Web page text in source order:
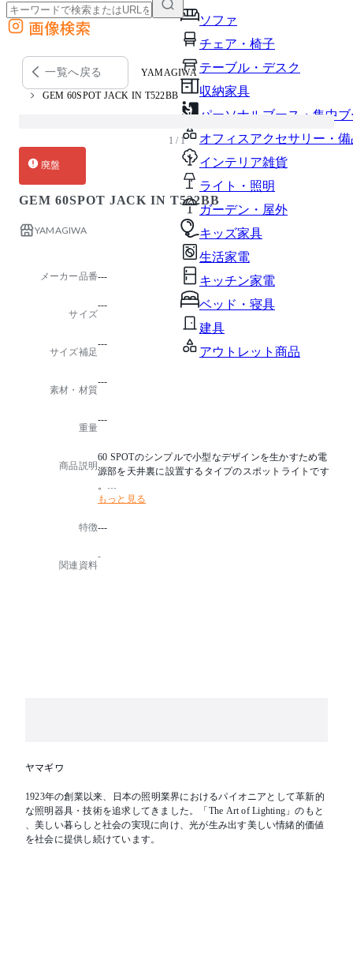
ソファ
チェア・椅子
テーブル・デスク
収納家具
パーソナルブース・集中
オフィスアクセサリー・備
インテリア雑貨
ライト・照明
ガーデン・屋外
キッズ家具
生活家電
キッチン家電
ベッド・寝具
建具
アウトレット商品
外部サイトの商品をカートに追加
他のサイトで見つけた商品ページのURLを貼り付けて、カートに追加できます
画像検索
一覧へ戻る YAMAGIWA
GEM 60SPOT JACK IN T522BB
1 / 1
廃盤
GEM 60SPOT JACK IN T522BB
YAMAGIWA
メーカー品番---
サイズ
---
サイズ補足
---
素材・材質
---
重量
---
商品説明
60 SPOTのシンプルで小型なデザインを生かすため電
源部を天井裏に設置するタイプのスポットライトです
。
灯具は60 SPOTを使用するため配光および色温度は60
色温度：LED3000K
※LEDの光色・明るさには若干の個体差があります
【備考】
(受注品)
もっと見る
特徴---
関連資料
-
ヤマギワ
1923年の創業以来、日本の照明業界におけるパイオニアとして革新的
な照明器具・技術を追求してきました。「The Art of Lighting」のもと
、美しい暮らしと社会の実現に向け、光が生み出す美しい情緒的価値
を社会に提供し続けています。